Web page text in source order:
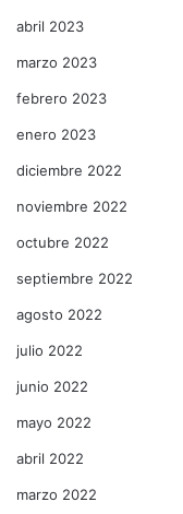
abril 2023
marzo 2023
febrero 2023
enero 2023
diciembre 2022
noviembre 2022
octubre 2022
septiembre 2022
agosto 2022
julio 2022
junio 2022
mayo 2022
abril 2022
marzo 2022